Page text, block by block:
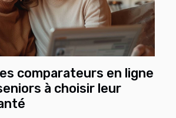
comparateurs en ligne
à choisir leur